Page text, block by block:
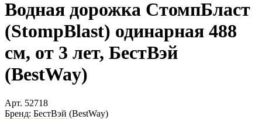
Водная дорожка СтомпБласт
(StompBlast) одинарная 488
см, от 3 лет, БестВэй
(BestWay)
Арт. 52718
Бренд: БестВэй (BestWay)